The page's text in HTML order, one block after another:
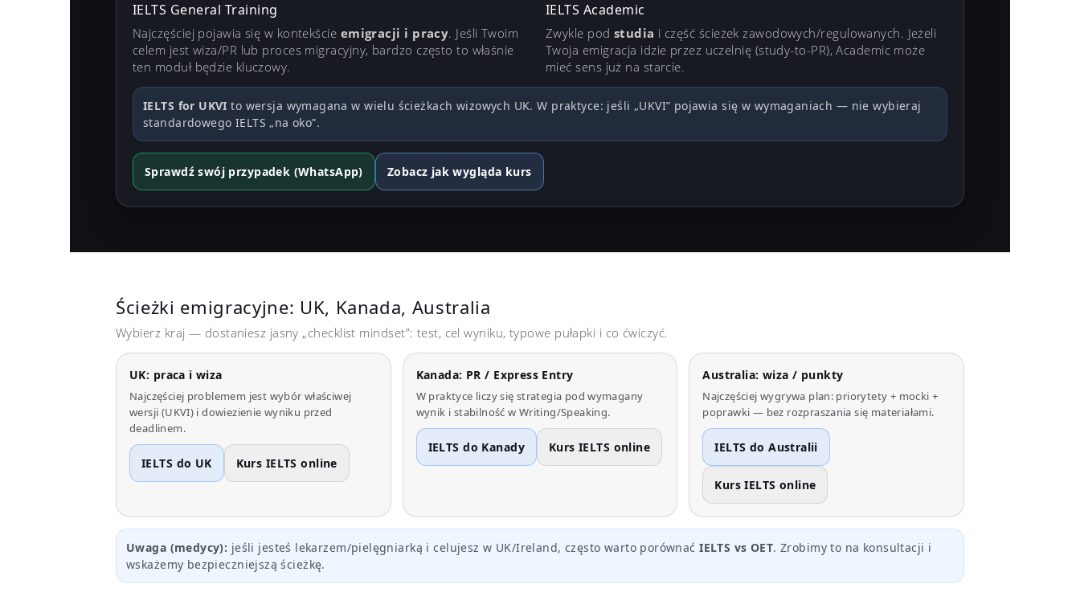
IELTS General Training
Najczęściej pojawia się w kontekście emigracji i pracy. Jeśli Twoim
celem jest wiza/PR lub proces migracyjny, bardzo często to właśnie
ten moduł będzie kluczowy.
IELTS Academic
Zwykle pod studia i część ścieżek zawodowych/regulowanych. Jeżeli
Twoja emigracja idzie przez uczelnię (study-to-PR), Academic może
mieć sens już na starcie.
IELTS for UKVI to wersja wymagana w wielu ścieżkach wizowych UK. W praktyce: jeśli „UKVI” pojawia się w wymaganiach — nie wybieraj
standardowego IELTS „na oko”.
Sprawdź swój przypadek (WhatsApp) Zobacz jak wygląda kurs
Ścieżki emigracyjne: UK, Kanada, Australia
Wybierz kraj — dostaniesz jasny „checklist mindset”: test, cel wyniku, typowe pułapki i co ćwiczyć.
UK: praca i wiza
Najczęściej problemem jest wybór właściwej
wersji (UKVI) i dowiezienie wyniku przed
deadlinem.
IELTS do UK Kurs IELTS online
Kanada: PR / Express Entry
W praktyce liczy się strategia pod wymagany
wynik i stabilność w Writing/Speaking.
IELTS do Kanady Kurs IELTS online
Australia: wiza / punkty
Najczęściej wygrywa plan: priorytety + mocki +
poprawki — bez rozpraszania się materiałami.
IELTS do Australii
Kurs IELTS online
Uwaga (medycy): jeśli jesteś lekarzem/pielęgniarką i celujesz w UK/Ireland, często warto porównaćIELTS vs OET. Zrobimy to na konsultacji i
wskażemy bezpieczniejszą ścieżkę.